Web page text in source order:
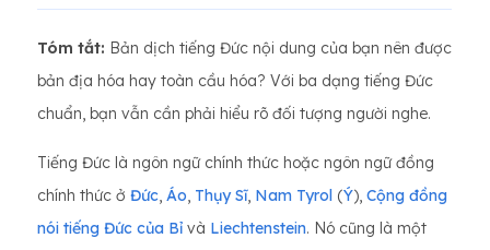
Tóm tắt: Bản dịch tiếng Đức nội dung của bạn nên được
bản địa hóa hay toàn cầu hóa? Với ba dạng tiếng Đức
chuẩn, bạn vẫn cần phải hiểu rõ đối tượng người nghe.
Tiếng Đức là ngôn ngữ chính thức hoặc ngôn ngữ đồng
chính thức ở Đức, Áo, Thụy Sĩ, Nam Tyrol (Ý), Cộng đồng
nói tiếng Đức của Bỉ và Liechtenstein. Nó cũng là một